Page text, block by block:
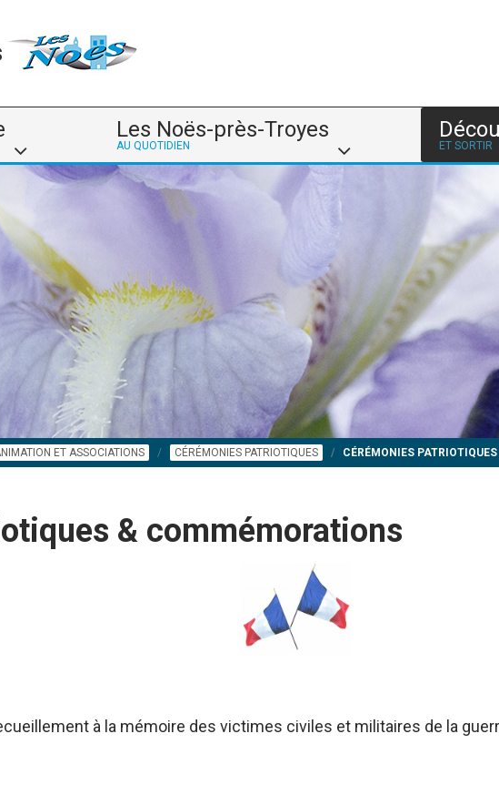
Les Noës-près-Troyes
AU QUOTIDIEN ET SORTIR
ET ASSOCIATIONS CÉRÉMONIES PATRIOTIQUES CÉRÉMONIES
& commémorations
à la mémoire des victimes civiles et militaires de la